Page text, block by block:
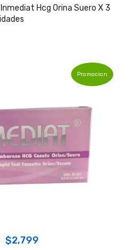
price
was:
price
Hcg Orina Suero X 3
Promocion
Original
$2,799